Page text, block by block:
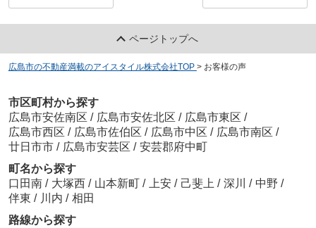
ページトップへ
広島市の不動産満載のアイスタイル株式会社TOP > お客様の声
市区町村から探す
広島市安佐南区 / 広島市安佐北区 / 広島市東区 /
広島市西区 / 広島市佐伯区 / 広島市中区 / 広島市南区 /
廿日市市 / 広島市安芸区 / 安芸郡府中町
町名から探す
口田南 / 大塚西 / 山本新町 / 上安 / 己斐上 / 深川 / 中野 /
伴東 / 川内 / 相田
路線から探す